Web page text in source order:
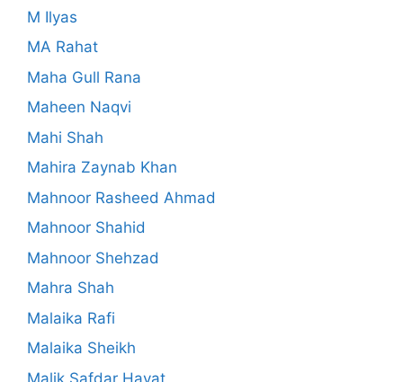
M Ilyas
MA Rahat
Maha Gull Rana
Maheen Naqvi
Mahi Shah
Mahira Zaynab Khan
Mahnoor Rasheed Ahmad
Mahnoor Shahid
Mahnoor Shehzad
Mahra Shah
Malaika Rafi
Malaika Sheikh
Malik Safdar Hayat